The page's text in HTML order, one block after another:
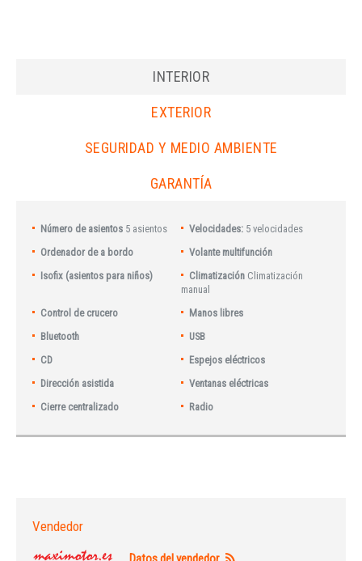
INTERIOR
EXTERIOR
SEGURIDAD Y MEDIO AMBIENTE
GARANTÍA
Número de asientos 5 asientos Velocidades: 5 velocidades
Ordenador de a bordo
Volante multifunción
Isofix (asientos para niños)
Climatización Climatización
manual
Control de crucero
Manos libres
Bluetooth
USB
CD
Espejos eléctricos
Dirección asistida
Ventanas eléctricas
Cierre centralizado
Radio
Vendedor